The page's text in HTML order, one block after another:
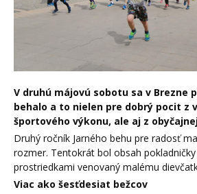
V druhú májovú sobotu sa v Brezne
behalo a to nielen pre dobrý pocit z
športového výkonu, ale aj z
Druhý ročník Jarného behu pre radosť
rozmer. Tentokrát bol obsah
prostriedkami venovaný malému
Viac ako šesťdesiat bežcov